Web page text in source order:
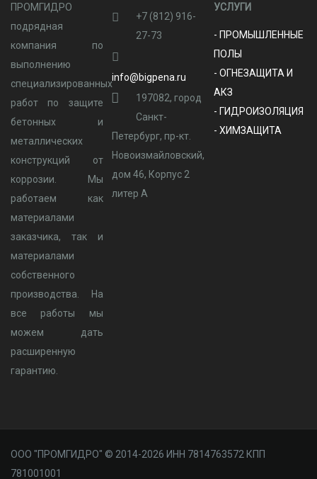
ПРОМГИДРО
подрядная
компания по
выполнению
специализированных
работ по защите
бетонных и
металлических
конструкций от
коррозии. Мы
работаем как
материалами
заказчика, так и
материалами
собственного
производства. На
все работы мы
можем дать
расширенную
гарантию.
+7 (812) 916-
27-73
info@bigpena.ru
197082, город
Санкт-
Петербург, пр-кт.
Новоизмайловский,
дом 46, Корпус 2
литер А
УСЛУГИ
- ПРОМЫШЛЕННЫЕ
ПОЛЫ
- ОГНЕЗАЩИТА И
АКЗ
- ГИДРОИЗОЛЯЦИЯ
- ХИМЗАЩИТА
ООО "ПРОМГИДРО" © 2014-2026 ИНН 7814763572 КПП
781001001